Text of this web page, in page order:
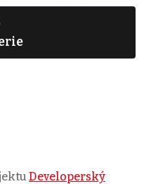
Developerský